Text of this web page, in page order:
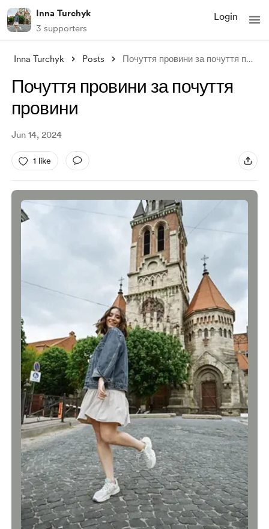
Inna Turchyk
3 supporters
Login
Inna Turchyk Posts Почуття провини за почуття провини
Почуття провини за почуття
провини
Jun 14, 2024
1 like